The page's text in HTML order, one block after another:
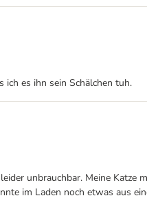
es ihn sein Schälchen tuh.
unbrauchbar. Meine
im Laden noch etwas aus